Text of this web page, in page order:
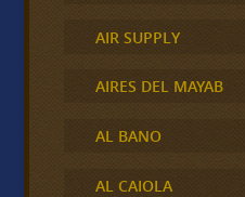
AIR SUPPLY
AIRES DEL MAYAB
AL BANO
AL CAIOLA